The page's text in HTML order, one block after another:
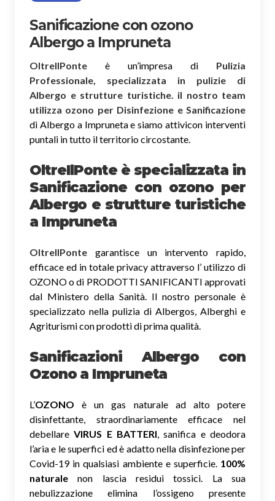
Sanificazione con ozono
Albergo a Impruneta
OltreIlPonte è un’impresa di Pulizia
Professionale, specializzata in pulizie di
Albergo e strutture turistiche. il nostro team
utilizza ozono per Disinfezione e Sanificazione
di Albergo a Impruneta e siamo attivicon interventi
puntali in tutto il territorio circostante.
OltreIlPonte è specializzata in
Sanificazione con ozono per
Albergo e strutture turistiche
a Impruneta
OltreIlPonte garantisce un intervento rapido,
efficace ed in totale privacy attraverso l’ utilizzo di
OZONO o di PRODOTTI SANIFICANTI approvati
dal Ministero della Sanità. Il nostro personale è
specializzato nella pulizia di Albergos, Alberghi e
Agriturismi con prodotti di prima qualità.
Sanificazioni Albergo con
Ozonoa Impruneta
L’OZONO è un gas naturale ad alto potere
disinfettante, straordinariamente efficace nel
debellareVIRUS E BATTERI, sanifica e deodora
l’aria e le superfici ed è adatto nella disinfezione per
Covid-19 in qualsiasi ambiente e superficie. 100%
naturale non lascia residui tossici. La sua
nebulizzazione elimina l’ossigeno presente